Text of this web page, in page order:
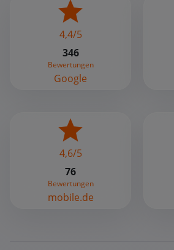
4,4/5
346
Bewertungen
Google
4,6/5
76
Bewertungen
mobile.de